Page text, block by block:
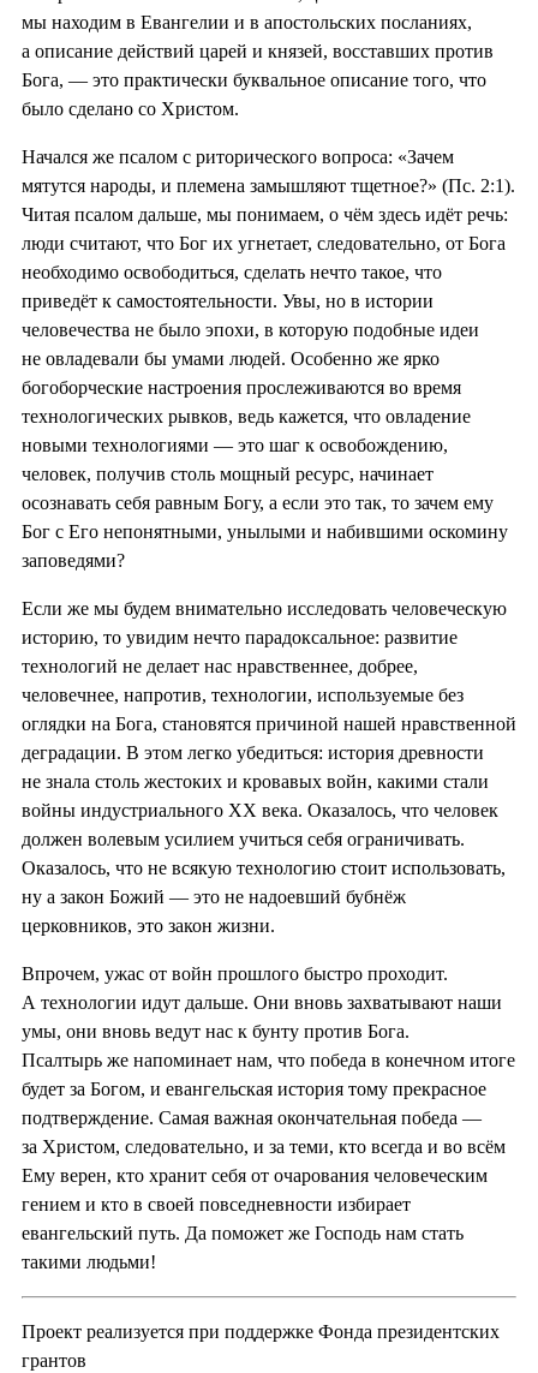
мы находим в Евангелии и в апостольских посланиях,
а описание действий царей и князей, восставших против
Бога, — это практически буквальное описание того, что
было сделано со Христом.
Начался же псалом с риторического вопроса: «Зачем
мятутся народы, и племена замышляют тщетное?» (Пс. 2:1).
Читая псалом дальше, мы понимаем, о чём здесь идёт речь:
люди считают, что Бог их угнетает, следовательно, от Бога
необходимо освободиться, сделать нечто такое, что
приведёт к самостоятельности. Увы, но в истории
человечества не было эпохи, в которую подобные идеи
не овладевали бы умами людей. Особенно же ярко
богоборческие настроения прослеживаются во время
технологических рывков, ведь кажется, что овладение
новыми технологиями — это шаг к освобождению,
человек, получив столь мощный ресурс, начинает
осознавать себя равным Богу, а если это так, то зачем ему
Бог с Его непонятными, унылыми и набившими оскомину
заповедями?
Если же мы будем внимательно исследовать человеческую
историю, то увидим нечто парадоксальное: развитие
технологий не делает нас нравственнее, добрее,
человечнее, напротив, технологии, используемые без
оглядки на Бога, становятся причиной нашей нравственной
деградации. В этом легко убедиться: история древности
не знала столь жестоких и кровавых войн, какими стали
войны индустриального XX века. Оказалось, что человек
должен волевым усилием учиться себя ограничивать.
Оказалось, что не всякую технологию стоит использовать,
ну а закон Божий — это не надоевший бубнёж
церковников, это закон жизни.
Впрочем, ужас от войн прошлого быстро проходит.
А технологии идут дальше. Они вновь захватывают наши
умы, они вновь ведут нас к бунту против Бога.
Псалтырь же напоминает нам, что победа в конечном итоге
будет за Богом, и евангельская история тому прекрасное
подтверждение. Самая важная окончательная победа —
за Христом, следовательно, и за теми, кто всегда и во всём
Ему верен, кто хранит себя от очарования человеческим
гением и кто в своей повседневности избирает
евангельский путь. Да поможет же Господь нам стать
такими людьми!
Проект реализуется при поддержке Фонда президентских
грантов